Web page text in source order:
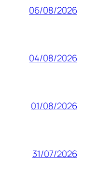
06/08/2026
04/08/2026
01/08/2026
31/07/2026